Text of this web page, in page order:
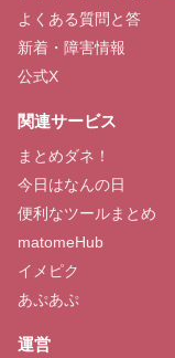
よくある質問と答
新着・障害情報
公式X
関連サービス
まとめダネ！
今日はなんの日
便利なツールまとめ
matomeHub
イメピク
あぷあぷ
運営